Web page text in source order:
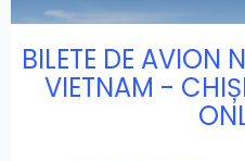
BILETE DE AVION
VIETNAM -